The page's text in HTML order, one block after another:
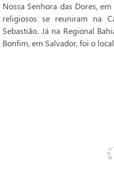
Nossa Senhora das Dores,
religiosos se reuniram na
Sebastião. Já na Regional
Bonfim, em Salvador, foi o